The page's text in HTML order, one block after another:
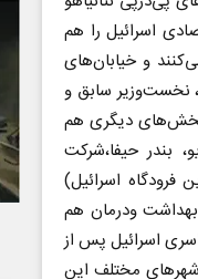
اسرائیل را هم
و خیابان‌های
نخست‌وزیر سابق و
بخش‌های دیگری هم
بندر حیفا،شرکت
فرودگاه اسرائیل)
بهداشت ودرمان هم
اسرائیل پس از
در شهرهای مختلف این